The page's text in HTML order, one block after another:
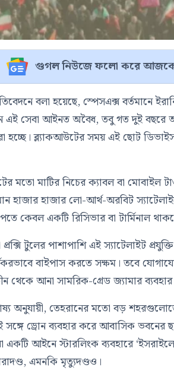
গুগল নিউজে ফলো করে আজকের
বলা হয়েছে, স্পেসএক্স বর্তমানে
এই সেবা আইনত অবৈধ, তবু গত দুই বছরে
হচ্ছে। ব্ল্যাকআউটের সময় এই ছোট
মতো মাটির নিচের ক্যাবল বা মোবাইল
হাজার হাজার লো-আর্থ-অরবিট
কেবল একটি রিসিভার বা টার্মিনাল
প্রক্সি টুলের পাশাপাশি এই স্যাটেলাইট
বাইপাস করতে সক্ষম। তবে
থেকে আনা সামরিক-গ্রেড জ্যামার
অনুযায়ী, তেহরানের মতো বড়
ড্রোন ব্যবহার করে আবাসিক ভবনের
আইনে স্টারলিংক ব্যবহারে
এমনকি মৃত্যুদণ্ডও।